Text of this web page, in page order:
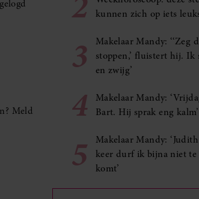
Meld
kunnen zich op iets
3
Makelaar Mandy: ‘‘Zeg
stoppen,’ fluistert hij.
en zwijg’
4
Makelaar Mandy:
Bart. Hij sprak eng kalm’
5
Makelaar Mandy:
keer durf ik bijna niet te
komt’